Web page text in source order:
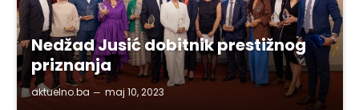
Nedžad Jusić dobitnik prestižnog
priznanja
aktuelno.ba maj 10, 2023